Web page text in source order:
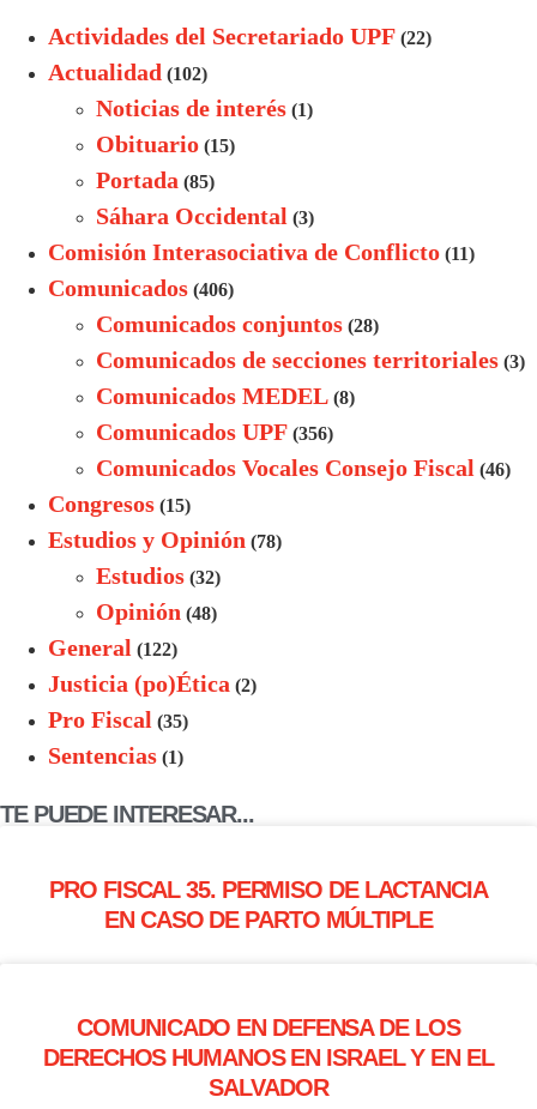
Actividades del Secretariado UPF (22)
Actualidad (102)
Noticias de interés (1)
Obituario (15)
Portada (85)
Sáhara Occidental (3)
Comisión Interasociativa de Conflicto (11)
Comunicados (406)
Comunicados conjuntos (28)
Comunicados de secciones territoriales (3)
Comunicados MEDEL (8)
Comunicados UPF (356)
Comunicados Vocales Consejo Fiscal (46)
Congresos (15)
Estudios y Opinión (78)
Estudios (32)
Opinión (48)
General (122)
Justicia (po)Ética (2)
Pro Fiscal (35)
Sentencias (1)
TE PUEDE INTERESAR...
PRO FISCAL 35. PERMISO DE LACTANCIA
EN CASO DE PARTO MÚLTIPLE
COMUNICADO EN DEFENSA DE LOS
DERECHOS HUMANOS EN ISRAEL Y EN EL
SALVADOR